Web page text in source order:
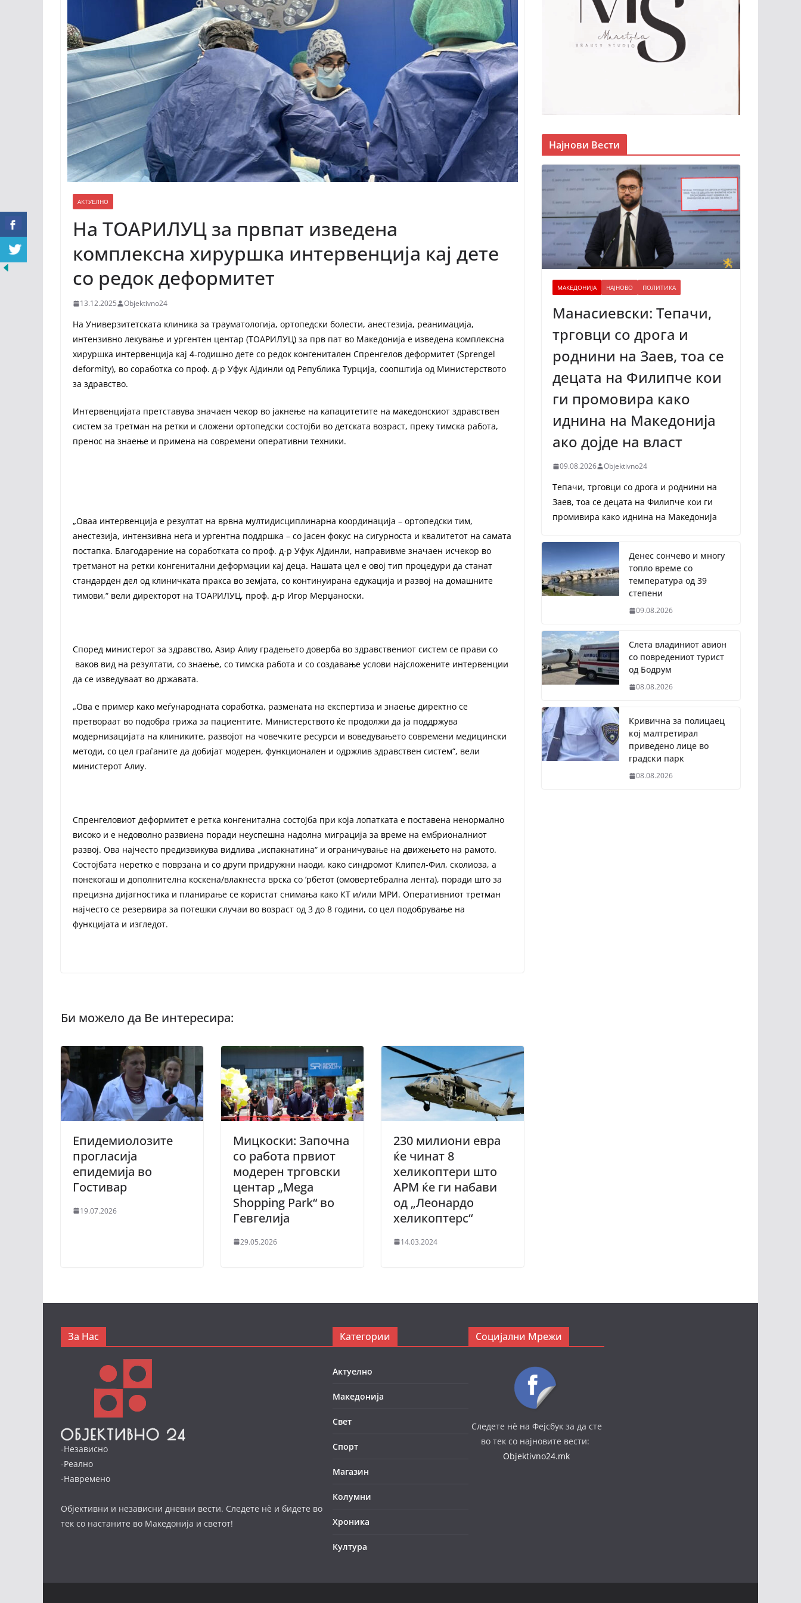
АКТУЕЛНО
На ТОАРИЛУЦ за првпат изведена
комплексна хируршка интервенција кај дете
со редок деформитет
13.12.2025 Objektivno24
На Универзитетската клиника за трауматологија, ортопедски болести, анестезија, реанимација,
интензивно лекување и ургентен центар (ТОАРИЛУЦ) за прв пат во Македонија е изведена комплексна
хируршка интервенција кај 4-годишно дете со редок конгенитален Спренгелов деформитет (Sprengel
deformity), во соработка со проф. д-р Уфук Ајдинли од Република Турција, соопштија од Министерството
за здравство.
Интервенцијата претставува значаен чекор во јакнење на капацитетите на македонскиот здравствен
систем за третман на ретки и сложени ортопедски состојби во детската возраст, преку тимска работа,
пренос на знаење и примена на современи оперативни техники.
„Оваа интервенција е резултат на врвна мултидисциплинарна координација – ортопедски тим,
анестезија, интензивна нега и ургентна поддршка – со јасен фокус на сигурноста и квалитетот на самата
постапка. Благодарение на соработката со проф. д-р Уфук Ајдинли, направивме значаен исчекор во
третманот на ретки конгенитални деформации кај деца. Нашата цел е овој тип процедури да станат
стандарден дел од клиничката пракса во земјата, со континуирана едукација и развој на домашните
тимови,“ вели директорот на ТОАРИЛУЦ, проф. д-р Игор Мерџаноски.
Според министерот за здравство, Азир Алиу градењето доверба во здравствениот систем се прави со
ваков вид на резултати, со знаење, со тимска работа и со создавање услови најсложените интервенции
да се изведуваат во државата.
„Ова е пример како меѓународната соработка, размената на експертиза и знаење директно се
претвораат во подобра грижа за пациентите. Министерството ќе продолжи да ја поддржува
модернизацијата на клиниките, развојот на човечките ресурси и воведувањето современи медицински
методи, со цел граѓаните да добијат модерен, функционален и одржлив здравствен систем“, вели
министерот Алиу.
Спренгеловиот деформитет е ретка конгенитална состојба при која лопатката е поставена ненормално
високо и е недоволно развиена поради неуспешна надолна миграција за време на ембрионалниот
развој. Ова најчесто предизвикува видлива „испакнатина“ и ограничување на движењето на рамото.
Состојбата неретко е поврзана и со други придружни наоди, како синдромот Клипел-Фил, сколиоза, а
понекогаш и дополнителна коскена/влакнеста врска со ’рбетот (омовертебрална лента), поради што за
прецизна дијагностика и планирање се користат снимања како КТ и/или МРИ. Оперативниот третман
најчесто се резервира за потешки случаи во возраст од 3 до 8 години, со цел подобрување на
функцијата и изгледот.
Епидемиолозите
прогласија
епидемија во
Гостивар
19.07.2026
Мицкоски: Започна
со работа првиот
модерен трговски
центар „Mega
Shopping Park“ во
Гевгелија
29.05.2026
230 милиони евра
ќе чинат 8
хеликоптери што
АРМ ќе ги набави
од „Леонардо
хеликоптерс“
14.03.2024
Најнови Вести
МАКЕДОНИЈА НАЈНОВО ПОЛИТИКА
Манасиевски: Тепачи,
трговци со дрога и
роднини на Заев, тоа се
децата на Филипче кои
ги промoвира како
иднина на Македонија
ако дојде на власт
09.08.2026 Objektivno24
Тепачи, трговци со дрога и роднини на
Заев, тоа се децата на Филипче кои ги
промивира како иднина на Македонија
Денес сончево и многу
топло време со
температура од 39
степени
09.08.2026
Слета владиниот авион
со повредениот турист
од Бодрум
08.08.2026
Кривична за полицаец
кој малтретирал
приведено лице во
градски парк
08.08.2026
За Нас
-Независно
-Реално
-Навремено
Објективни и независни дневни вести. Следете нè и бидете во
тек со настаните во Македонија и светот!
Категории
Актуелно
Македонија
Свет
Спорт
Магазин
Колумни
Хроника
Култура
Социјални Мрежи
Следете нè на Фејсбук за да сте
во тек со најновите вести:
Objektivno24.mk